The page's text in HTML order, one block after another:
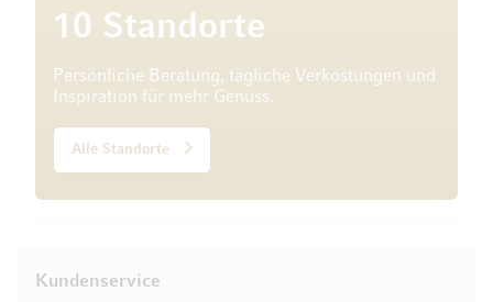
10 Standorte
Persönliche Beratung, tägliche Verkostungen und
Inspiration für mehr Genuss.
Alle Standorte
Kundenservice